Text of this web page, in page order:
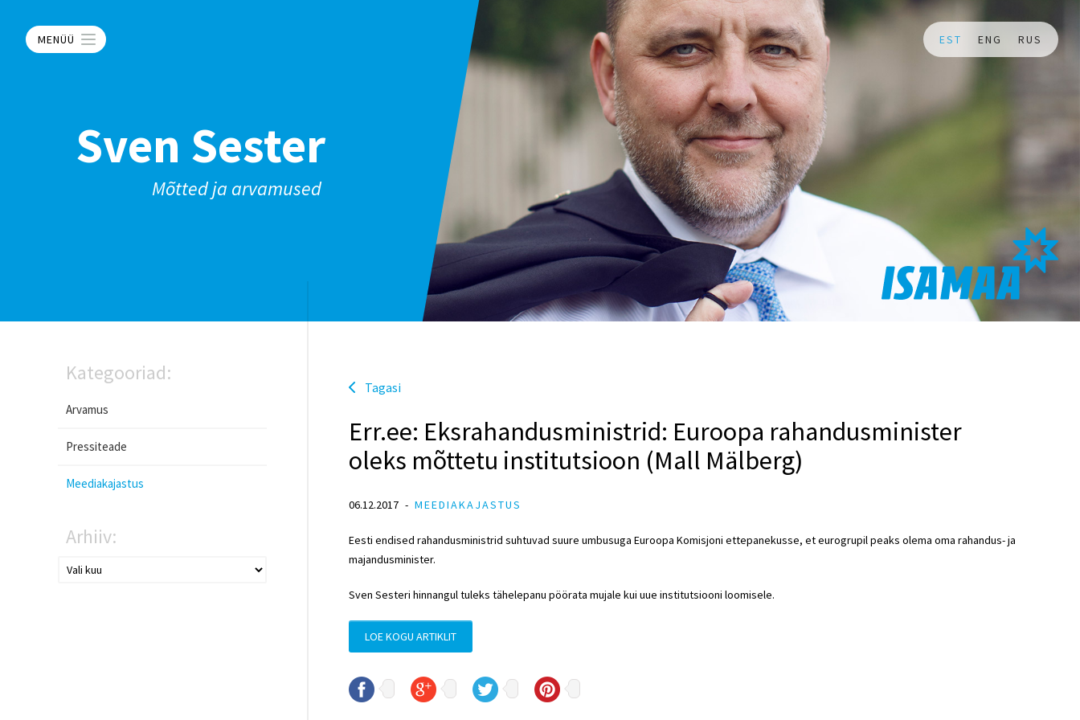
MENÜÜ EST ENG RUS
Sven Sester
Mõtted ja arvamused
Kategooriad:
Arvamus
Pressiteade
Meediakajastus
Arhiiv:
Tagasi
Err.ee: Eksrahandusministrid: Euroopa rahandusminister
oleks mõttetu institutsioon (Mall Mälberg)
06.12.2017 MEEDIAKAJASTUS
Eesti endised rahandusministrid suhtuvad suure umbusuga Euroopa Komisjoni ettepanekusse, et eurogrupil peaks olema oma rahandus- ja
majandusminister.
Sven Sesteri hinnangul tuleks tähelepanu pöörata mujale kui uue institutsiooni loomisele.
LOE KOGU ARTIKLIT